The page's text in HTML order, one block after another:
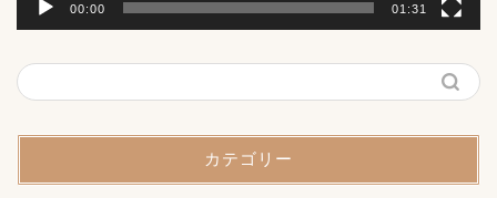
00:00 01:31
カテゴリー